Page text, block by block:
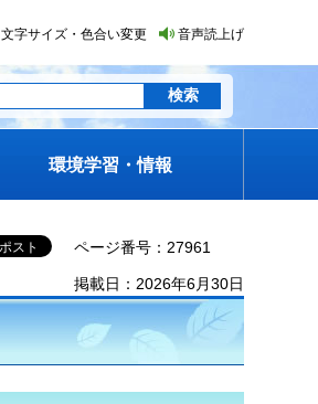
文字サイズ・色合い変更 音声読上げ
環境学習・情報
ページ番号：27961
掲載日：2026年6月30日